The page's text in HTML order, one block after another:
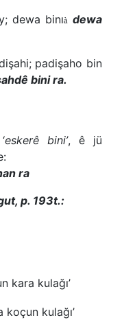
dewa binıà dewa
padişaho bin
bini ra.
eskerê bini’, ê jü
ra
p. 193t.:
kara kulağı’
koçun kulağı’